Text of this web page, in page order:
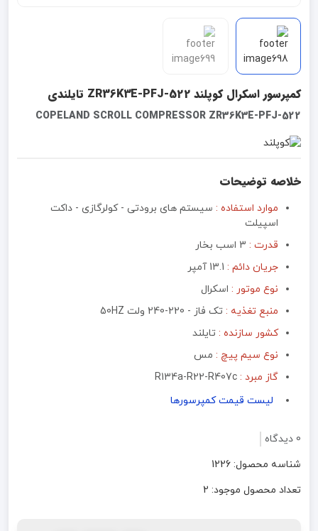
کمپرسور اسکرال کوپلند ZR36K3E-PFJ-522 تایلندی
COPELAND SCROLL COMPRESSOR ZR36K3E-PFJ-522
خلاصه توضیحات
موارد استفاده : سیستم های برودتی - کولرگازی - داکت
اسپیلت
قدرت : 3 اسب بخار
جریان دائم :
نوع موتور :‌ اسکرال
منبع تغذیه :‌ تک فاز - 220-240 ولت 50HZ
کشور سازنده : تایلند
نوع سیم پیچ : مس
گاز مبرد :
لیست قیمت کمپرسورها
0 دیدگاه
شناسه محصول: 1226
تعداد محصول موجود: 2